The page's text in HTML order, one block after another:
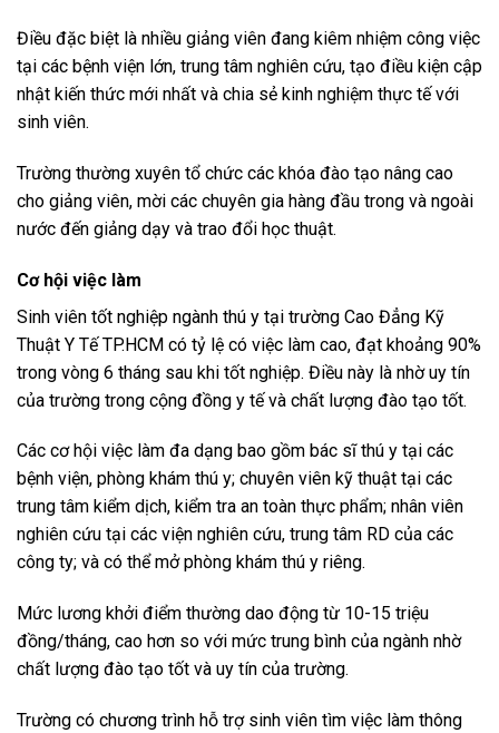
Điều đặc biệt là nhiều giảng viên đang kiêm nhiệm công việc
tại các bệnh viện lớn, trung tâm nghiên cứu, tạo điều kiện cập
nhật kiến thức mới nhất và chia sẻ kinh nghiệm thực tế với
sinh viên.
Trường thường xuyên tổ chức các khóa đào tạo nâng cao
cho giảng viên, mời các chuyên gia hàng đầu trong và ngoài
nước đến giảng dạy và trao đổi học thuật.
Cơ hội việc làm
Sinh viên tốt nghiệp ngành thú y tại trường Cao Đẳng Kỹ
Thuật Y Tế TP.HCM có tỷ lệ có việc làm cao, đạt khoảng 90%
trong vòng 6 tháng sau khi tốt nghiệp. Điều này là nhờ uy tín
của trường trong cộng đồng y tế và chất lượng đào tạo tốt.
Các cơ hội việc làm đa dạng bao gồm bác sĩ thú y tại các
bệnh viện, phòng khám thú y; chuyên viên kỹ thuật tại các
trung tâm kiểm dịch, kiểm tra an toàn thực phẩm; nhân viên
nghiên cứu tại các viện nghiên cứu, trung tâm RD của các
công ty; và có thể mở phòng khám thú y riêng.
Mức lương khởi điểm thường dao động từ 10-15 triệu
đồng/tháng, cao hơn so với mức trung bình của ngành nhờ
chất lượng đào tạo tốt và uy tín của trường.
Trường có chương trình hỗ trợ sinh viên tìm việc làm thông